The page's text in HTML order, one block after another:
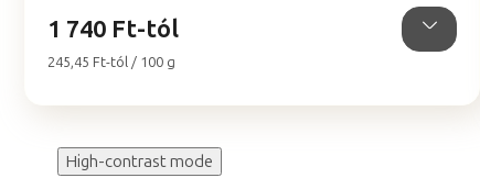
1 740 Ft-tól
Egységár:
245,45 Ft-tól / 100 g
High-contrast mode